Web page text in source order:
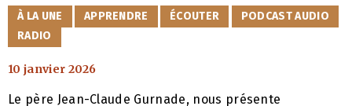
CATÉGORIES
À LA UNE APPRENDRE ÉCOUTER
PODCAST AUDIO
RADIO
10 janvier 2026
Le père Jean-Claude Gurnade, nous présente